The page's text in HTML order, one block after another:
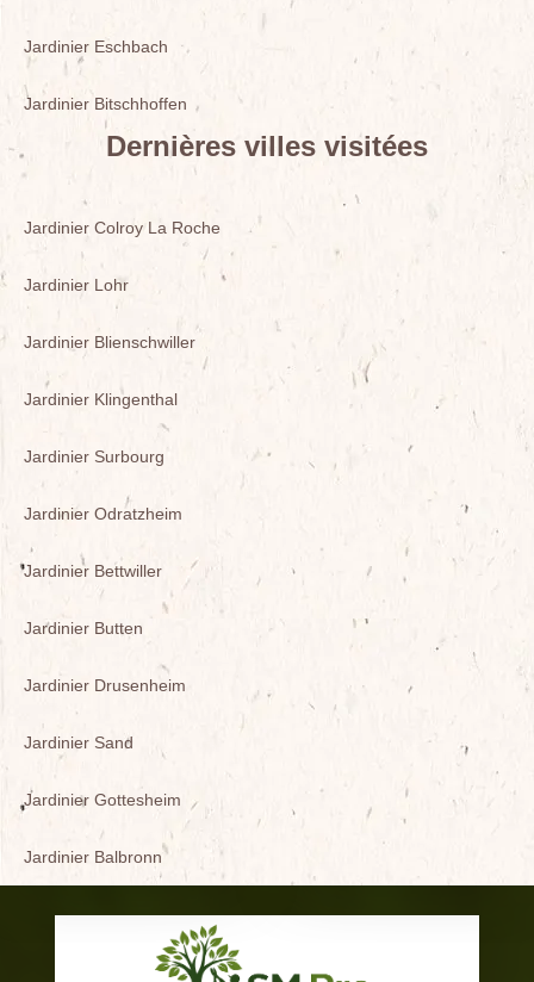
Jardinier Eschbach
Jardinier Bitschhoffen
Dernières villes visitées
Jardinier Colroy La Roche
Jardinier Lohr
Jardinier Blienschwiller
Jardinier Klingenthal
Jardinier Surbourg
Jardinier Odratzheim
Jardinier Bettwiller
Jardinier Butten
Jardinier Drusenheim
Jardinier Sand
Jardinier Gottesheim
Jardinier Balbronn